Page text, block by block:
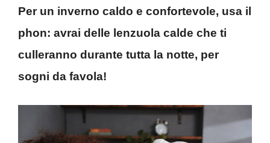
Per un inverno caldo e confortevole, usa il
phon: avrai delle lenzuola calde che ti
culleranno durante tutta la notte, per
sogni da favola!